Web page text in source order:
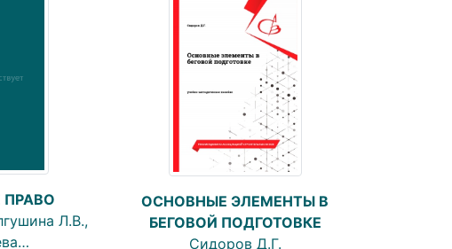
ПРАВО
Л.В.,
ОСНОВНЫЕ ЭЛЕМЕНТЫ В
БЕГОВОЙ ПОДГОТОВКЕ
Сидоров Д.Г.